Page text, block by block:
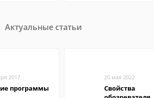
Актуальные статьи
2017
программы
20 мая 2022
Свойства